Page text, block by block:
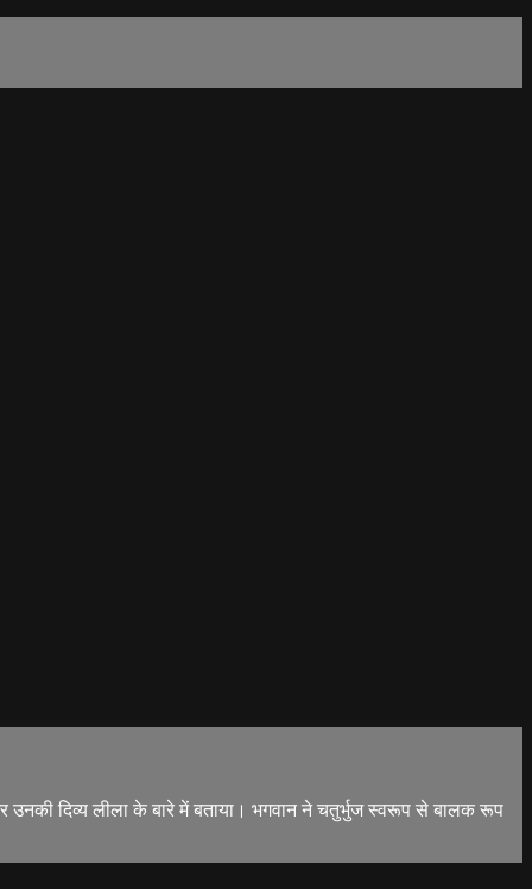
दिव्य लीला के बारे में बताया। भगवान ने चतुर्भुज स्वरूप से बालक रूप